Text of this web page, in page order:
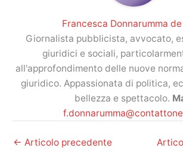
Francesca Donnarumma
Giornalista pubblicista, avvocato,
giuridici e sociali,
all'approfondimento delle nuove
giuridico. Appassionata di politica,
bellezza e spettacolo.
← Articolo precedente